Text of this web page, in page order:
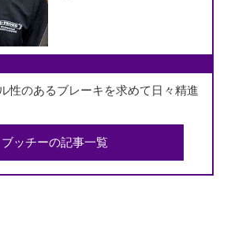
性のあるブレーキを求めて日々精進
ブッチーの記事一覧